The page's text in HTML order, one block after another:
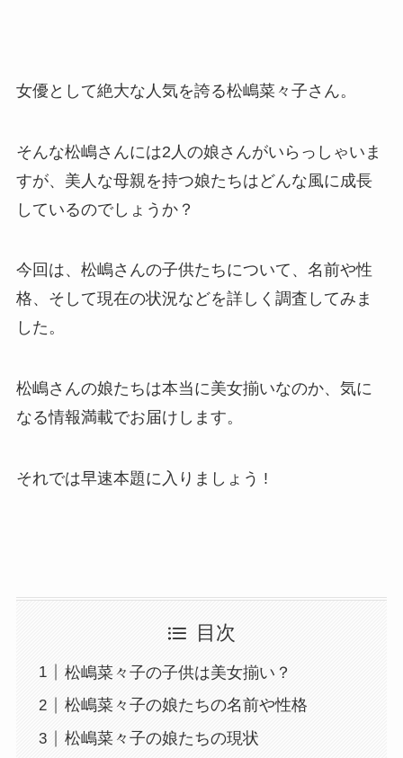
女優として絶大な人気を誇る松嶋菜々子さん。
そんな松嶋さんには2人の娘さんがいらっしゃいま
すが、美人な母親を持つ娘たちはどんな風に成長
しているのでしょうか？
今回は、松嶋さんの子供たちについて、名前や性
格、そして現在の状況などを詳しく調査してみま
した。
松嶋さんの娘たちは本当に美女揃いなのか、気に
なる情報満載でお届けします。
それでは早速本題に入りましょう !
目次
松嶋菜々子の子供は美女揃い？
松嶋菜々子の娘たちの名前や性格
松嶋菜々子の娘たちの現状